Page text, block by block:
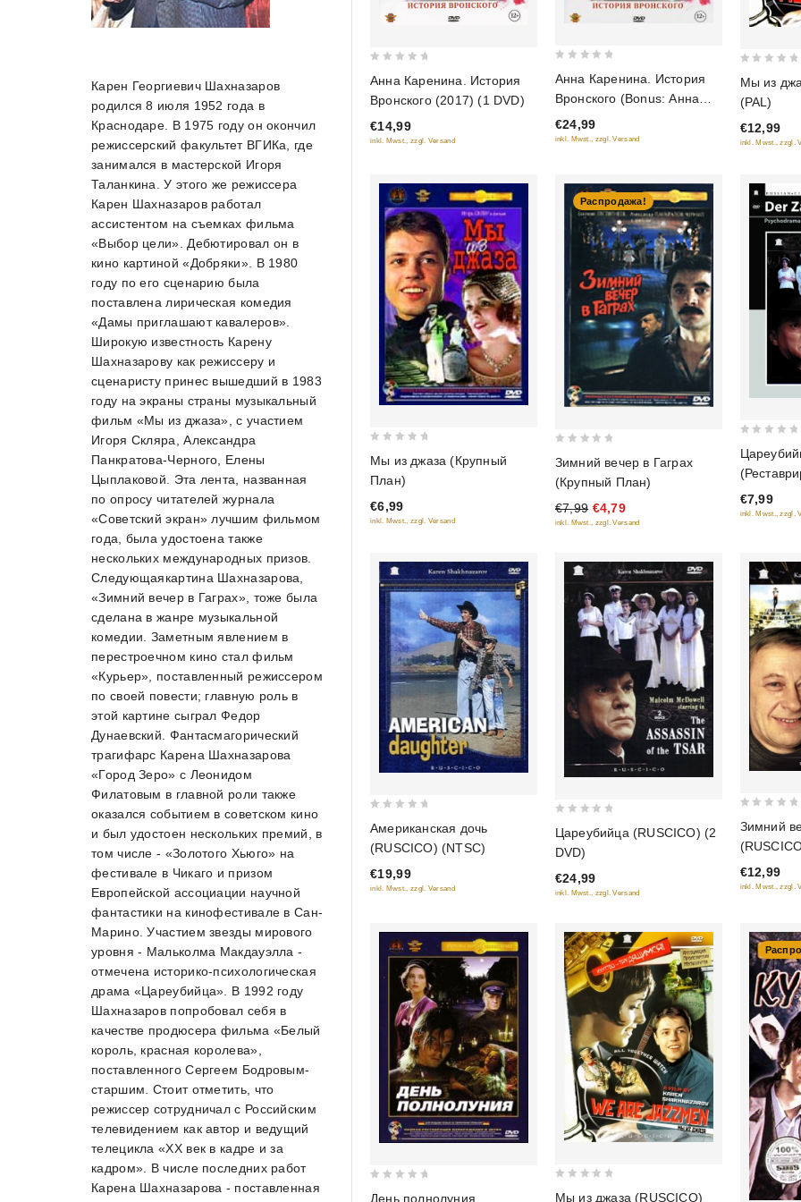
of
5
Анна Каренина. История
Вронского (2017) (1 DVD)
€14,99
inkl. Mwst., zzgl. Versand
of
5
Анна Каренина. История
Вронского (Bonus: Анна
Каренина (1967г.)) (2 DVD)
€24,99
inkl. Mwst., zzgl. Versand
of
5
Мы из
(PAL)
€12,99
inkl. Mwst., zzgl.
of
5
Мы из джаза (Крупный
План)
€6,99
inkl. Mwst., zzgl. Versand
Распродажа!
of
5
Зимний вечер в Гаграх
(Крупный План)
€7,99 €4,79
inkl. Mwst., zzgl. Versand
out
of
5
версия)
€7,99
inkl. Mwst., zzgl.
of
5
Американская дочь
(RUSCICO) (NTSC)
€19,99
inkl. Mwst., zzgl. Versand
out
of
5
Цареубийца (RUSCICO) (2
DVD)
€24,99
inkl. Mwst., zzgl. Versand
of
5
Зимний
€12,99
inkl. Mwst., zzgl.
День полнолуния
Мы из джаза (RUSCICO)
Карен Георгиевич Шахназаров
родился 8 июля 1952 года в
Краснодаре. В 1975 году он окончил
режиссерский факультет ВГИКа, где
занимался в мастерской Игоря
Таланкина. У этого же режиссера
Карен Шахназаров работал
ассистентом на съемках фильма
«Выбор цели». Дебютировал он в
кино картиной «Добряки». В 1980
году по его сценарию была
поставлена лирическая комедия
«Дамы приглашают кавалеров».
Широкую известность Карену
Шахназарову как режиссеру и
сценаристу принес вышедший в 1983
году на экраны страны музыкальный
фильм «Мы из джаза», с участием
Игоря Скляра, Александра
Панкратова-Черного, Елены
Цыплаковой. Эта лента, названная
по опросу читателей журнала
«Советский экран» лучшим фильмом
года, была удостоена также
нескольких международных призов.
Следующаякартина Шахназарова,
«Зимний вечер в Гаграх», тоже была
сделана в жанре музыкальной
комедии. Заметным явлением в
перестроечном кино стал фильм
«Курьер», поставленный режиссером
по своей повести; главную роль в
этой картине сыграл Федор
Дунаевский. Фантасмагорический
трагифарс Карена Шахназарова
«Город Зеро» с Леонидом
Филатовым в главной роли также
оказался событием в советском кино
и был удостоен нескольких премий, в
том числе - «Золотого Хьюго» на
фестивале в Чикаго и призом
Европейской ассоциации научной
фантастики на кинофестивале в Сан-
Марино. Участием звезды мирового
уровня - Мальколма Макдауэлла -
отмечена историко-психологическая
драма «Цареубийца». В 1992 году
Шахназаров попробовал себя в
качестве продюсера фильма «Белый
король, красная королева»,
поставленного Сергеем Бодровым-
старшим. Стоит отметить, что
режиссер сотрудничал с Российским
телевидением как автор и ведущий
телецикла «ХХ век в кадре и за
кадром». В числе последних работ
Карена Шахназарова - поставленная